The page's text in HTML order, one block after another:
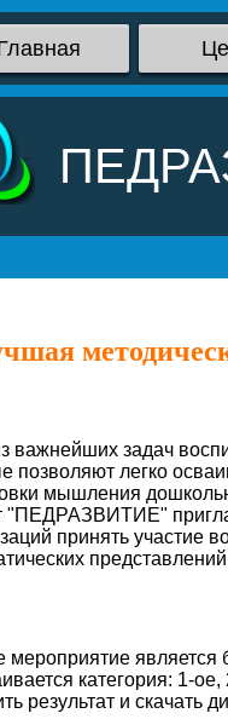
важнейших задач
позволяют легко
мышления
"ПЕДРАЗВИТИЕ"
принять участие
мероприятие является
категория: 1-
результат и